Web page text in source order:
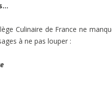
Culinaire de France ne
à ne pas louper :